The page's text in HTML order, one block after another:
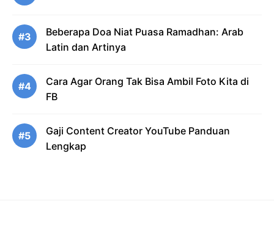
#3
Beberapa Doa Niat Puasa Ramadhan: Arab
Latin dan Artinya
#4
Cara Agar Orang Tak Bisa Ambil Foto Kita di
FB
#5
Gaji Content Creator YouTube Panduan
Lengkap